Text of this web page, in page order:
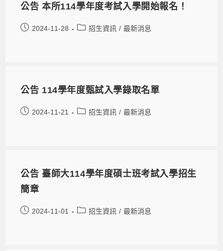
公告 本所114學年度考試入學開始報名！
2024-11-28 招生資訊 / 最新消息
公告 114學年度甄試入學錄取名單
2024-11-21 招生資訊 / 最新消息
公告 臺師大114學年度碩士班考試入學招生
簡章
2024-11-01 招生資訊 / 最新消息